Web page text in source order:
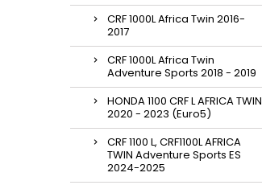
CRF 1000L Africa Twin 2016-
2017
CRF 1000L Africa Twin
Adventure Sports 2018 - 2019
HONDA 1100 CRF L AFRICA TWIN
2020 - 2023 (Euro5)
CRF 1100 L, CRF1100L AFRICA
TWIN Adventure Sports ES
2024-2025